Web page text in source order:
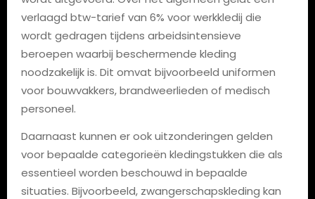
verlaagd btw-tarief van 6% voor werkkledij die
wordt gedragen tijdens arbeidsintensieve
beroepen waarbij beschermende kleding
noodzakelijk is. Dit omvat bijvoorbeeld uniformen
voor bouwvakkers, brandweerlieden of medisch
personeel.
Daarnaast kunnen er ook uitzonderingen gelden
voor bepaalde categorieën kledingstukken die als
essentieel worden beschouwd in bepaalde
situaties. Bijvoorbeeld, zwangerschapskleding kan